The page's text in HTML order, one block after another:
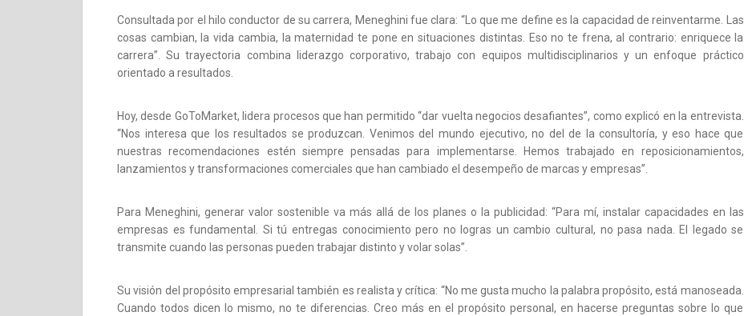
Consultada por el hilo conductor de su carrera, Meneghini fue clara: “Lo que me define es la capacidad de reinventarme. Las
cosas cambian, la vida cambia, la maternidad te pone en situaciones distintas. Eso no te frena, al contrario: enriquece la
carrera”. Su trayectoria combina liderazgo corporativo, trabajo con equipos multidisciplinarios y un enfoque práctico
orientado a resultados.
Hoy, desde GoToMarket, lidera procesos que han permitido “dar vuelta negocios desafiantes”, como explicó en la entrevista.
“Nos interesa que los resultados se produzcan. Venimos del mundo ejecutivo, no del de la consultoría, y eso hace que
nuestras recomendaciones estén siempre pensadas para implementarse. Hemos trabajado en reposicionamientos,
lanzamientos y transformaciones comerciales que han cambiado el desempeño de marcas y empresas”.
Para Meneghini, generar valor sostenible va más allá de los planes o la publicidad: “Para mí, instalar capacidades en las
empresas es fundamental. Si tú entregas conocimiento pero no logras un cambio cultural, no pasa nada. El legado se
transmite cuando las personas pueden trabajar distinto y volar solas”.
Su visión del propósito empresarial también es realista y crítica: “No me gusta mucho la palabra propósito, está manoseada.
Cuando todos dicen lo mismo, no te diferencias. Creo más en el propósito personal, en hacerse preguntas sobre lo que